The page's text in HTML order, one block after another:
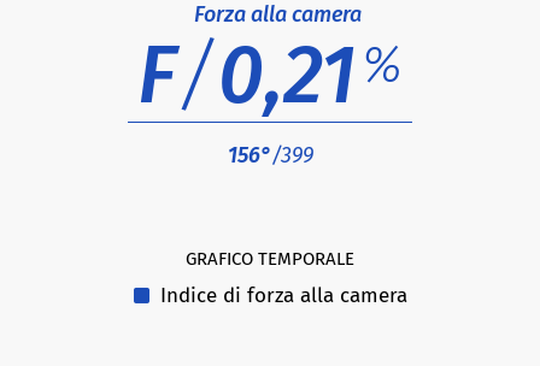
Forza alla camera
F/0,21%
156°/399
GRAFICO TEMPORALE
Indice di forza alla camera